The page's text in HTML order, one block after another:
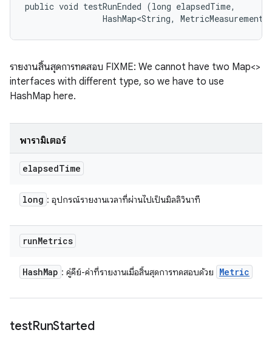
public void testRunEnded (long elapsedTime,
HashMap<String,
รายงานสิ้นสุดการทดสอบ FIXME: We cannot have two Map<>
interfaces with different type, so we have to use
HashMap here.
พารามิเตอร์
elapsedTime
long : อุปกรณ์รายงานเวลาที่ผ่านไปเป็นมิลลิวินาที
runMetrics
HashMap : คู่คีย์-ค่าที่รายงานเมื่อสิ้นสุดการทดสอบด้วย Metric
testRunStarted